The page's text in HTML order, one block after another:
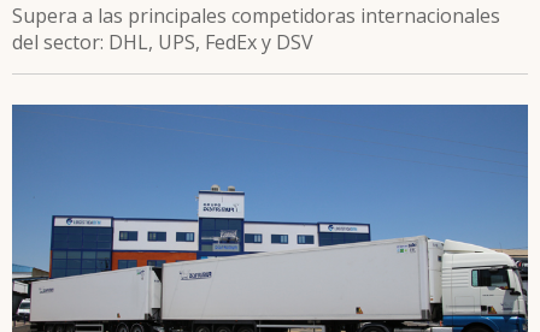
Supera a las principales competidoras internacionales
del sector: DHL, UPS, FedEx y DSV